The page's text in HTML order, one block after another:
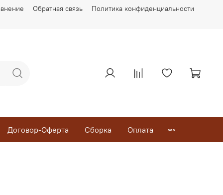
Обратная связь Политика конфиденциальности
Договор-Оферта Сборка Оплата